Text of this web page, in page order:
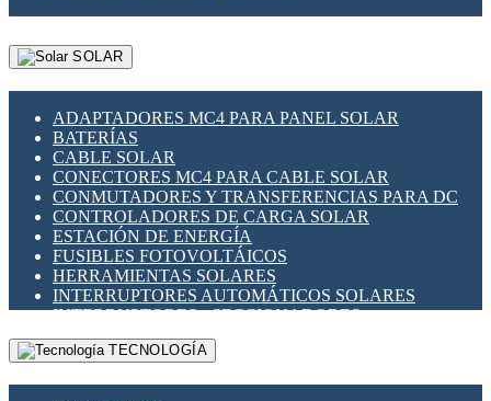
SOLAR
ADAPTADORES MC4 PARA PANEL SOLAR
BATERÍAS
CABLE SOLAR
CONECTORES MC4 PARA CABLE SOLAR
CONMUTADORES Y TRANSFERENCIAS PARA DC
CONTROLADORES DE CARGA SOLAR
ESTACIÓN DE ENERGÍA
FUSIBLES FOTOVOLTÁICOS
HERRAMIENTAS SOLARES
INTERRUPTORES AUTOMÁTICOS SOLARES
INTERRUPTORES - SECCIONADORES
FOTOVOLTÁICOS
MONTAJE PANEL SOLAR
TECNOLOGÍA